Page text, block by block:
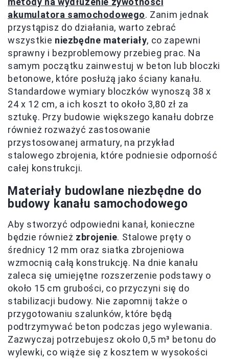
akumulatora samochodowego. Zanim jednak
przystąpisz do działania, warto zebrać
wszystkie niezbędne materiały, co zapewni
sprawny i bezproblemowy przebieg prac. Na
samym początku zainwestuj w beton lub bloczki
betonowe, które posłużą jako ściany kanału.
Standardowe wymiary bloczków wynoszą 38 x
24 x 12 cm, a ich koszt to około 3,80 zł za
sztukę. Przy budowie większego kanału dobrze
również rozważyć zastosowanie
przystosowanej armatury, na przykład
stalowego zbrojenia, które podniesie odporność
całej konstrukcji.
Materiały budowlane niezbędne do
budowy kanału samochodowego
Aby stworzyć odpowiedni kanał, konieczne
będzie również zbrojenie. Stalowe pręty o
średnicy 12 mm oraz siatka zbrojeniowa
wzmocnią całą konstrukcję. Na dnie kanału
zaleca się umiejętne rozszerzenie podstawy o
około 15 cm grubości, co przyczyni się do
stabilizacji budowy. Nie zapomnij także o
przygotowaniu szalunków, które będą
podtrzymywać beton podczas jego wylewania.
Zazwyczaj potrzebujesz około 0,5 m³ betonu do
wylewki, co wiąże się z kosztem w wysokości